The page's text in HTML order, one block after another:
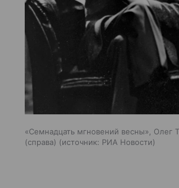
«Семнадцать мгновений весны», Олег
(справа)
источник: РИА Новости